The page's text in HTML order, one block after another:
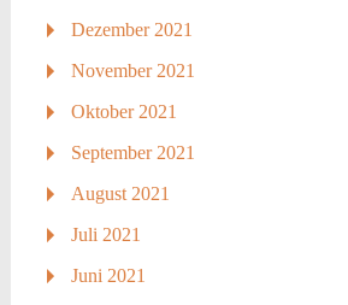
Dezember 2021
November 2021
Oktober 2021
September 2021
August 2021
Juli 2021
Juni 2021